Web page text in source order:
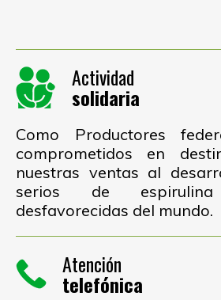
Actividad
solidaria
Como Productores
comprometidos en
nuestras ventas al
serios de
desfavorecidas del mundo.
Atención
telefónica